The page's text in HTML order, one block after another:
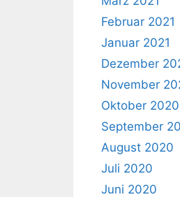
Februar 2021
Januar 2021
Dezember
November
Oktober 2020
September
August 2020
Juli 2020
Juni 2020